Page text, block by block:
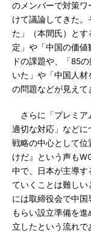
のメンバーで対策
けて議論してきた
た」（本間氏）と
定」や「中国の価
ドの課題や、「85
いた」や「中国人
の問題などが見えて
さらに「プレミア
適切な対応」など
戦略の中心として
けだ』という声も
中で、日本が主導
ていくことは難しい
には取締役会で中
もらい設立準備を
立したという流れで